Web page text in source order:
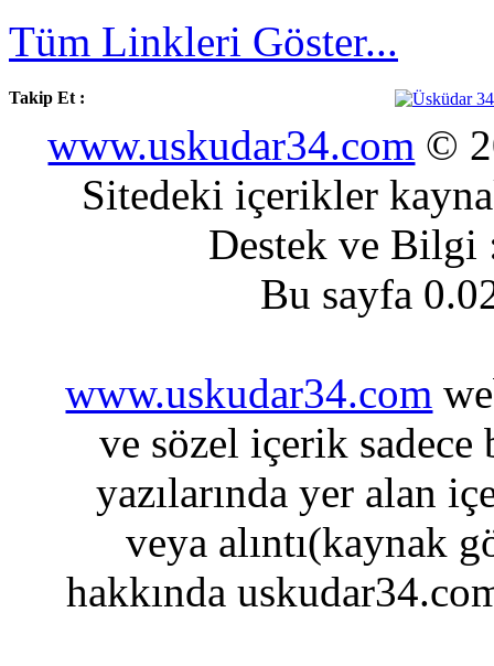
Tüm Linkleri Göster...
Takip Et :
www.uskudar34.com ©
Sitedeki içerikler
Destek ve
Bu sayfa
www.uskudar34.com
ve sözel içerik sadece
yazılarında yer alan
veya alıntı(kaynak
hakkında